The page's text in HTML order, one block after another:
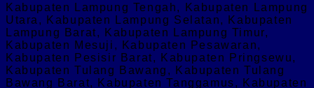
Kabupaten Lampung Tengah, Kabupaten Lampung
Utara, Kabupaten Lampung Selatan, Kabupaten
Lampung Barat, Kabupaten Lampung Timur,
Kabupaten Mesuji, Kabupaten Pesawaran,
Kabupaten Pesisir Barat, Kabupaten Pringsewu,
Kabupaten Tulang Bawang, Kabupaten Tulang
Bawang Barat, Kabupaten Tanggamus, Kabupaten